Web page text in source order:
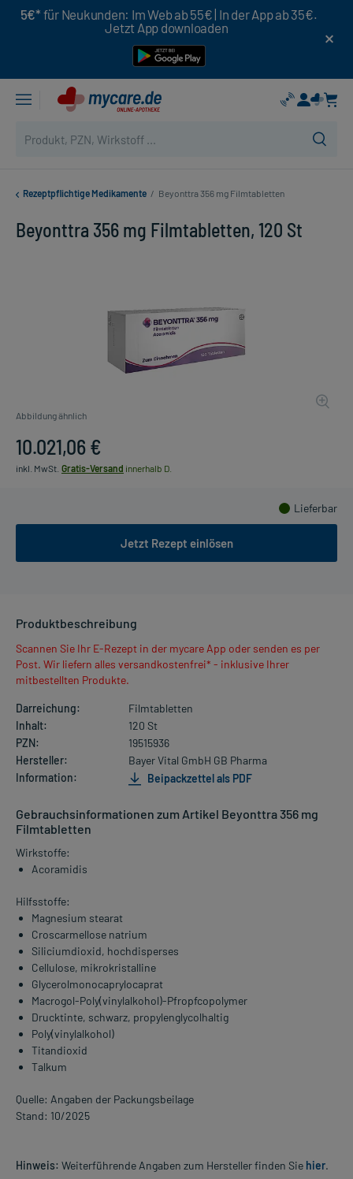
5€* für Neukunden: Im Web ab 55€ | In der App ab 35€.
Jetzt App downloaden
Rezeptpflichtige Medikamente / Beyonttra 356 mg Filmtabletten
Beyonttra 356 mg Filmtabletten, 120 St
Abbildung ähnlich
10.021,06 €
inkl. MwSt. Gratis-Versand innerhalb D.
Lieferbar
Jetzt Rezept einlösen
Produktbeschreibung
Scannen Sie Ihr E-Rezept in der mycare App oder senden es per
Post. Wir liefern alles versandkostenfrei* - inklusive Ihrer
mitbestellten Produkte.
Darreichung:
Filmtabletten
Inhalt:
120 St
PZN:
19515936
Hersteller:
Bayer Vital GmbH GB Pharma
Information:
Beipackzettel als PDF
Gebrauchsinformationen zum Artikel Beyonttra 356 mg
Filmtabletten
Wirkstoffe:
Acoramidis
Hilfsstoffe:
Magnesium stearat
Croscarmellose natrium
Siliciumdioxid, hochdisperses
Cellulose, mikrokristalline
Glycerolmonocaprylocaprat
Macrogol-Poly(vinylalkohol)-Pfropfcopolymer
Drucktinte, schwarz, propylenglycolhaltig
Poly(vinylalkohol)
Titandioxid
Talkum
Quelle: Angaben der Packungsbeilage
Stand: 10/2025
Hinweis: Weiterführende Angaben zum Hersteller finden Sie hier.